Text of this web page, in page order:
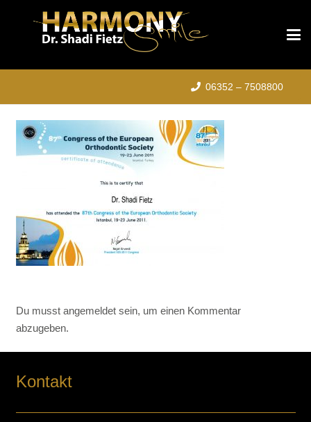
06352 – 7508800
Du musst angemeldetsein, um einen Kommentar
abzugeben.
Kontakt